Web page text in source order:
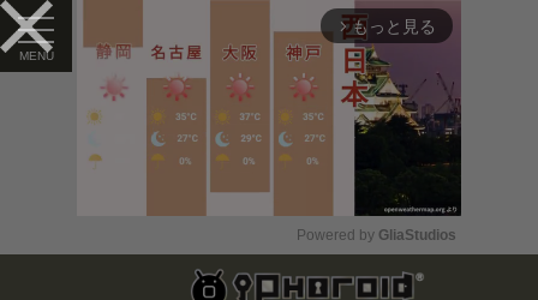
arrow_forward_ios もっと見る
Mute
Powered by GliaStudios